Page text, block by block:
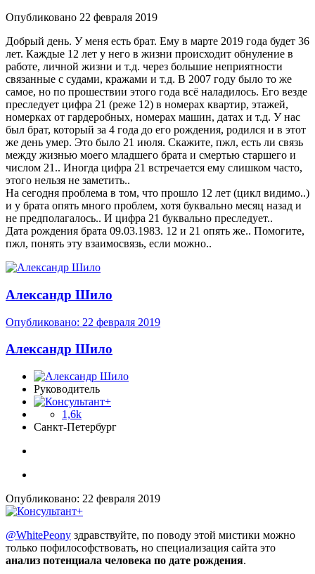
Опубликовано 22 февраля 2019
Добрый день. У меня есть брат. Ему в марте 2019 года будет 36
лет. Каждые 12 лет у него в жизни происходит обнуление в
работе, личной жизни и т.д. через большие неприятности
связанные с судами, кражами и т.д. В 2007 году было то же
самое, но по прошествии этого года всё наладилось. Его везде
преследует цифра 21 (реже 12) в номерах квартир, этажей,
номерках от гардеробных, номерах машин, датах и т.д. У нас
был брат, который за 4 года до его рождения, родился и в этот
же день умер. Это было 21 июля. Скажите, пжл, есть ли связь
между жизнью моего младшего брата и смертью старшего и
числом 21.. Иногда цифра 21 встречается ему слишком часто,
этого нельзя не заметить..
На сегодня проблема в том, что прошло 12 лет (цикл видимо..)
и у брата опять много проблем, хотя буквально месяц назад и
не предполагалось.. И цифра 21 буквально преследует..
Дата рождения брата 09.03.1983. 12 и 21 опять же.. Помогите,
пжл, понять эту взаимосвязь, если можно..
Александр Шило
Опубликовано: 22 февраля 2019
Александр Шило
Руководитель
1,6k
Санкт-Петербург
Опубликовано: 22 февраля 2019
@WhitePeony здравствуйте, по поводу этой мистики можно
только пофилософствовать, но специализация сайта это
анализ потенциала человека по дате рождения.